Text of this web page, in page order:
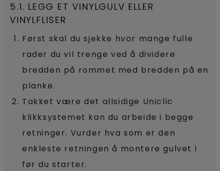
5.1. LEGG ET VINYLGULV ELLER
VINYLFLISER
Først skal du sjekke hvor mange fulle
rader du vil trenge ved å dividere
bredden på rommet med bredden på en
planke.
Takket være det allsidige Uniclic
klikksystemet kan du arbeide i begge
retninger. Vurder hva som er den
enkleste retningen å montere gulvet i
før du starter.